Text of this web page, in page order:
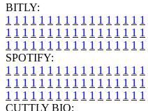
BITLY:
1 1 1 1 1 1 1 1 1 1 1 1 1 1 1 1 1
1 1 1 1 1 1 1 1 1 1 1 1 1 1 1 1 1
1 1 1 1 1 1 1 1 1 1 1 1 1 1 1 1 1
SPOTIFY:
1 1 1 1 1 1 1 1 1 1 1 1 1 1 1 1 1
1 1 1 1 1 1 1 1 1 1 1 1 1 1 1 1 1
1 1 1 1 1 1 1 1 1 1 1 1 1 1 1 1 1
CUTTLY BIO: